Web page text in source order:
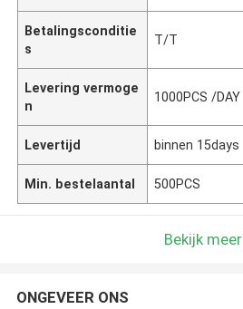
Betalingsconditie
s
T/T
Levering vermoge
n
1000PCS /DAY
Levertijd binnen 15days
Min. bestelaantal 500PCS
Bekijk meer
ONGEVEER ONS